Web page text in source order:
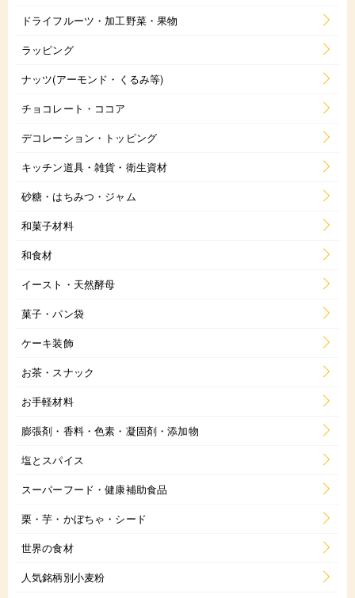
ドライフルーツ・加工野菜・果物
ラッピング
ナッツ(アーモンド・くるみ等)
チョコレート・ココア
デコレーション・トッピング
キッチン道具・雑貨・衛生資材
砂糖・はちみつ・ジャム
和菓子材料
和食材
イースト・天然酵母
菓子・パン袋
ケーキ装飾
お茶・スナック
お手軽材料
膨張剤・香料・色素・凝固剤・添加物
塩とスパイス
スーパーフード・健康補助食品
栗・芋・かぼちゃ・シード
世界の食材
人気銘柄別小麦粉